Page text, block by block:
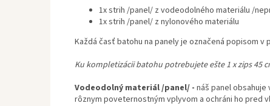
1x strih /panel/ z vodeodolného materiálu /
1x strih /panel/ z nylonového materiálu
Každá časť batohu na panely je označená popisom
Ku kompletizácii batohu potrebujete ešte 1 x zips 45
Vodeodolný materiál /panel/ - náš panel
rôznym poveternostným vplyvom a ochráni ho pred